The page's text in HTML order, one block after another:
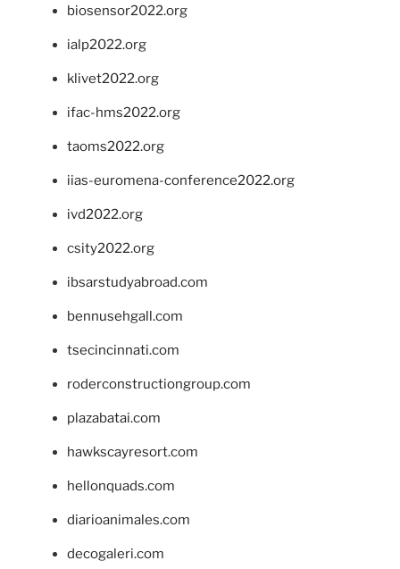
biosensor2022.org
ialp2022.org
klivet2022.org
ifac-hms2022.org
taoms2022.org
iias-euromena-conference2022.org
ivd2022.org
csity2022.org
ibsarstudyabroad.com
bennusehgall.com
tsecincinnati.com
roderconstructiongroup.com
plazabatai.com
hawkscayresort.com
hellonquads.com
diarioanimales.com
decogaleri.com